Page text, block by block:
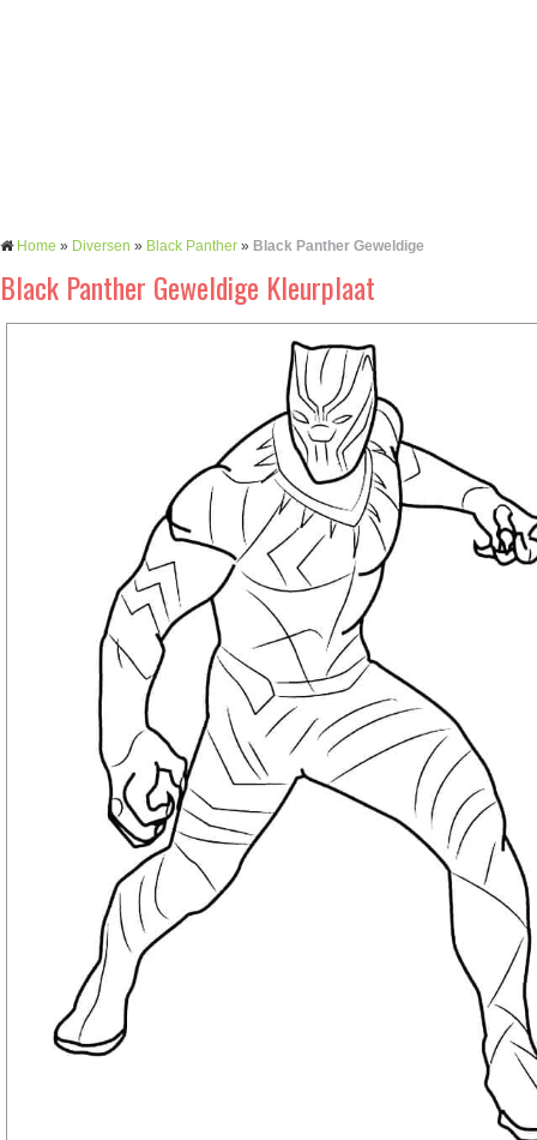
Home » Diversen » Black Panther » Black Panther Geweldige
Black Panther Geweldige Kleurplaat